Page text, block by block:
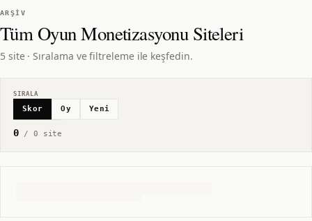
ARŞIV
TümOyun MonetizasyonuSiteleri
5 site · Sıralama ve filtreleme ile keşfedin.
SIRALA
Skor Oy Yeni
0/ 0 site